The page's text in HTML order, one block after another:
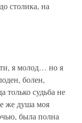
столика, на
я молод… но я
болен,
только судьба не
же душа моя
была полна